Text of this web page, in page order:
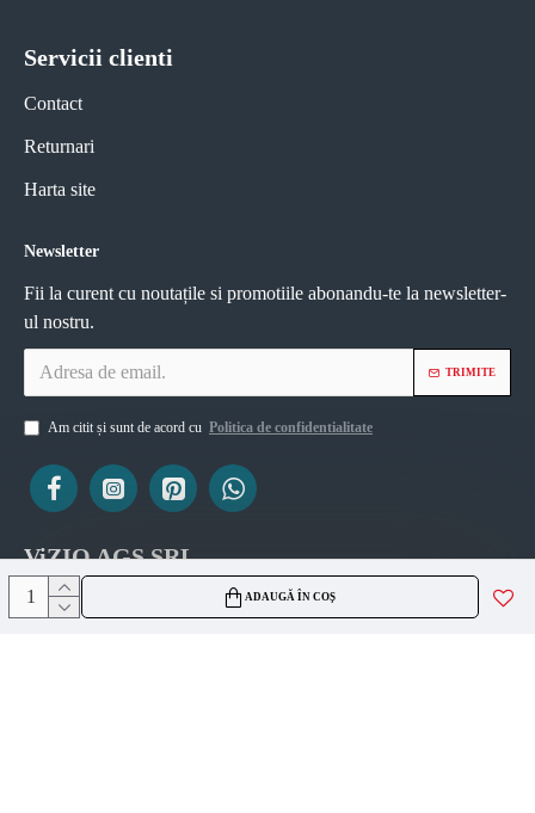
ADAUGĂ ÎN COȘ
Servicii clienti
Contact
Returnari
Harta site
Newsletter
Fii la curent cu noutațile si promotiile abonandu-te la newsletter-
ul nostru.
TRIMITE
Am citit și sunt de acord cu Politica de confidentialitate
ViZIO AGS SRL
CUI 45335561